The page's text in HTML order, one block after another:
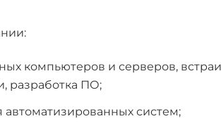
компьютеров и серверов,
разработка ПО;
систем;